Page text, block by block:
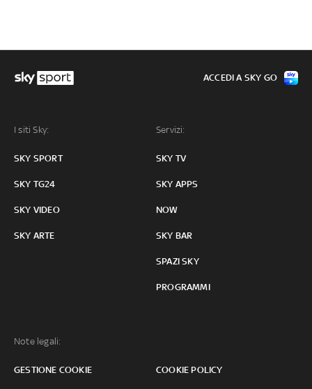
I siti Sky:
SKY SPORT
SKY TG24
SKY VIDEO
SKY ARTE
Servizi:
SKY TV
SKY APPS
NOW
SKY BAR
SPAZI SKY
PROGRAMMI
Note legali:
GESTIONE COOKIE COOKIE POLICY
ACCEDI A SKY GO